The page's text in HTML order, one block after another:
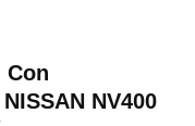
Con
NV400